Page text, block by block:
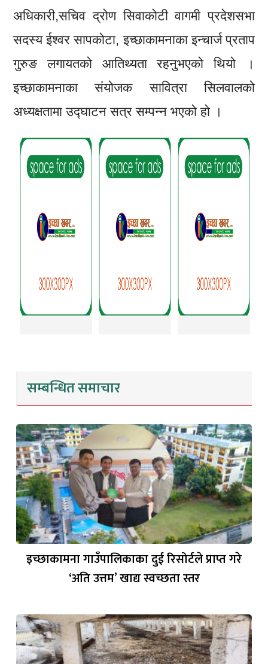
अधिकारी,सचिव द्रोण सिवाकोटी वागमी प्रदेशसभा
सदस्य ईश्वर सापकोटा, इच्छाकामनाका इन्चार्ज प्रताप
गुरुङ लगायतको आतिथ्यता रहनुभएको थियो ।
इच्छाकामनाका संयोजक सावित्रा सिलवालको
अध्यक्षतामा उद्घाटन सत्र सम्पन्न भएको हो ।
सम्बन्धित समाचार
इच्छाकामना गाउँपालिकाका दुई रिसोर्टले प्राप्त गरे
‘अति उत्तम’ खाद्य स्वच्छता स्तर